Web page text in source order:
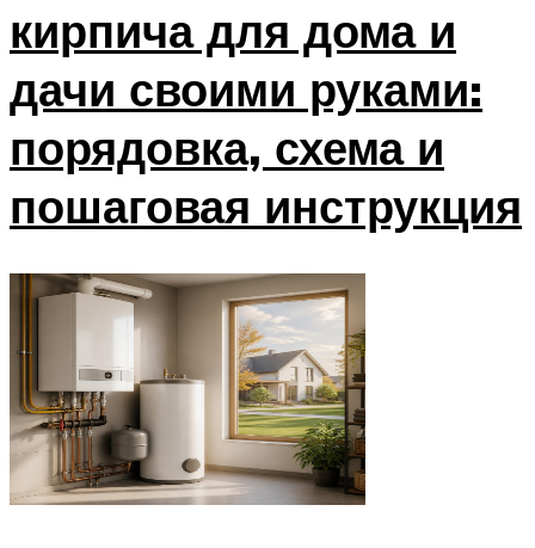
кирпича для дома и
дачи своими руками:
порядовка, схема и
пошаговая инструкция